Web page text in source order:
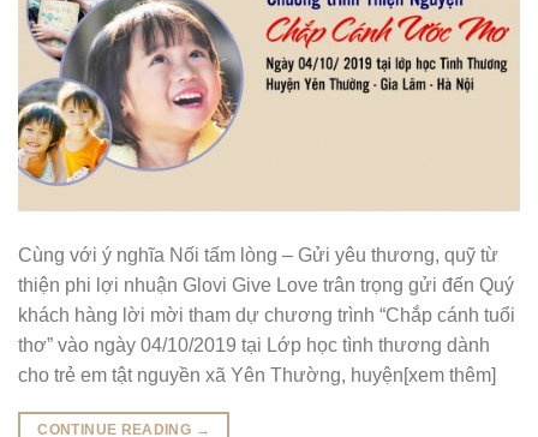
Cùng với ý nghĩa Nối tấm lòng – Gửi yêu thương, quỹ từ
thiện phi lợi nhuận Glovi Give Love trân trọng gửi đến Quý
khách hàng lời mời tham dự chương trình “Chắp cánh tuổi
thơ” vào ngày 04/10/2019 tại Lớp học tình thương dành
cho trẻ em tật nguyền xã Yên Thường, huyện[xem thêm]
CONTINUE READING →